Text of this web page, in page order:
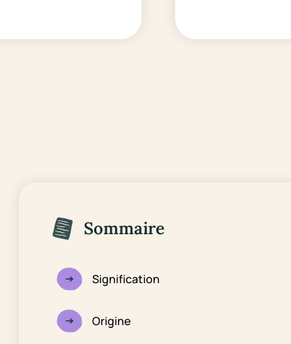
Sommaire
Signification
Origine